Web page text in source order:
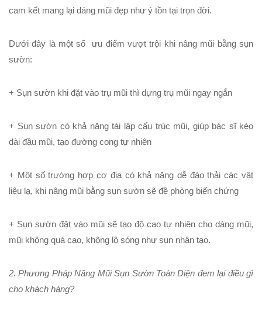
cam kết mang lại dáng mũi đẹp như ý tồn tại trọn đời.
Dưới đây là một số ưu điểm vượt trội khi nâng mũi bằng sụn
sườn:
+ Sụn sườn khi đặt vào trụ mũi thì dựng trụ mũi ngay ngắn
+ Sụn sườn có khả năng tái lập cấu trúc mũi, giúp bác sĩ kéo
dài đầu mũi, tạo đường cong tự nhiên
+ Một số trường hợp cơ địa có khả năng dễ đào thải các vật
liệu lạ, khi nâng mũi bằng sụn sườn sẽ đề phòng biến chứng
+ Sụn sườn đặt vào mũi sẽ tạo độ cao tự nhiên cho dáng mũi,
mũi không quá cao, không lộ sóng như sụn nhân tạo.
2. Phương Pháp Nâng Mũi Sụn Sườn Toàn Diện đem lại điều gì
cho khách hàng?